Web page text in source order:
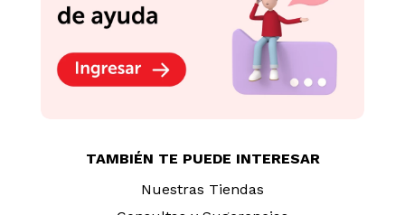
TAMBIÉN TE PUEDE INTERESAR
Nuestras Tiendas